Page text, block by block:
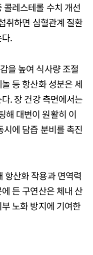
레스테롤 수치 개선
취하면 심혈관계 질환
.
을 높여 식사량 조절
등 항산화 성분은 세
. 장 건강 측면에서는
해 대변이 원활히 이
에 담즙 분비를 촉진
항산화 작용과 면역력
든 구연산은 체내 산
노화 방지에 기여한